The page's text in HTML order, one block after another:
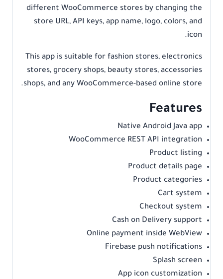
different WooCommerce stores by changing the
store URL, API keys, app name, logo, colors, and
icon.
This app is suitable for fashion stores, electronics
stores, grocery shops, beauty stores, accessories
shops, and any WooCommerce-based online store.
Features
Native Android Java app
WooCommerce REST API integration
Product listing
Product details page
Product categories
Cart system
Checkout system
Cash on Delivery support
Online payment inside WebView
Firebase push notifications
Splash screen
App icon customization